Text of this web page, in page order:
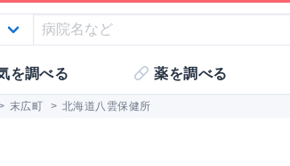
を調べる 薬を調べる
末広町 > 北海道八雲保健所